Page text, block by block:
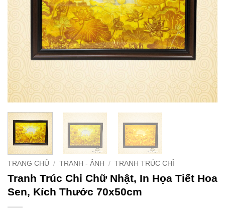
TRANG CHỦ / TRANH - ẢNH / TRANH TRÚC CHỈ
Tranh Trúc Chỉ Chữ Nhật, In Họa Tiết Hoa
Sen, Kích Thước 70x50cm